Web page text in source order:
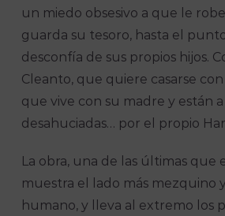
un miedo obsesivo a que le
guarda su tesoro, hasta el
desconfía de sus propios hijos.
Cleanto, que quiere casarse
que vive con su madre y están
desahuciadas… por el propio
La obra, una de las últimas que
muestra el lado más mezquino
humano, y lleva al extremo los